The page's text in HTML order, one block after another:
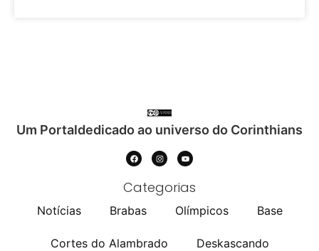
Um Portaldedicado ao universo do Corinthians
Categorias
Notícias Brabas Olímpicos Base
Cortes do Alambrado Deskascando